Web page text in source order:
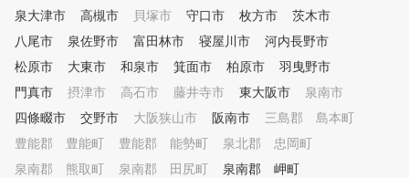
泉大津市
高槻市 貝塚市 守口市 枚方市
茨木市
八尾市
泉佐野市 富田林市 寝屋川市
河内長野市
松原市
大東市 和泉市 箕面市 柏原市
羽曳野市
門真市
摂津市 高石市 藤井寺市 東大阪市
泉南市
四條畷市
交野市 大阪狭山市 阪南市
三島郡 島本町
豊能郡 豊能町
豊能郡 能勢町
泉北郡 忠岡町
泉南郡 熊取町
泉南郡 田尻町
泉南郡 岬町